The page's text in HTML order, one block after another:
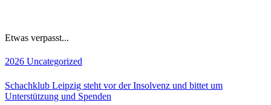
Etwas verpasst...
2026 Uncategorized
Schachklub Leipzig steht vor der Insolvenz und bittet um
Unterstützung und Spenden